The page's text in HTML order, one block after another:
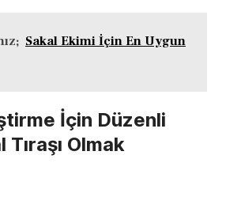
Sakal Ekimi İçin En Uygun
İçin Düzenli
Olmak